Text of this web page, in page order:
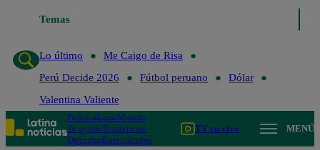
Temas
Lo último
Me Caigo de Risa
Perú Decide 2026
Fútbol peruano
Dólar
Valentina Valiente
PolíticaLimaMundo
Te ayudoTendencias
DeportesEspectáculos
TV en vivo MENÚ